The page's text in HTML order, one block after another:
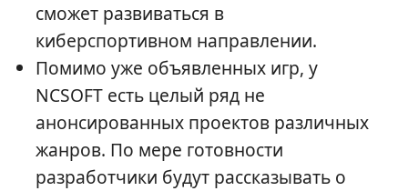
сможет развиваться в
киберспортивном направлении.
Помимо уже объявленных игр, у
NCSOFT есть целый ряд не
анонсированных проектов различных
жанров. По мере готовности
разработчики будут рассказывать о